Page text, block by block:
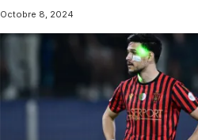
Octobre 8, 2024